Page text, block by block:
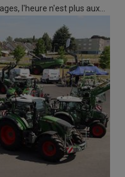
l'heure n'est plus aux…